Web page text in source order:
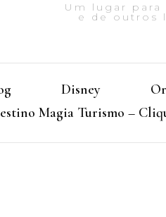
Um lugar para
e de outros
Disney
Magia Turismo –